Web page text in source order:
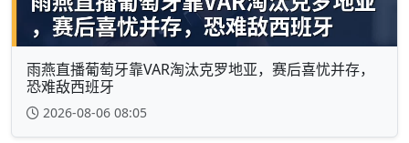
雨燕直播葡萄牙靠VAR淘汰克罗地亚，赛后喜忧并存，
恐难敌西班牙
2026-08-06 08:05